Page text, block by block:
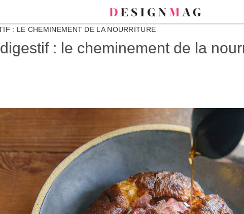
: LE CHEMINEMENT DE LA NOURRITURE
: le cheminement de la